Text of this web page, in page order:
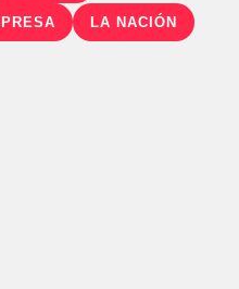
LA NACIÓN